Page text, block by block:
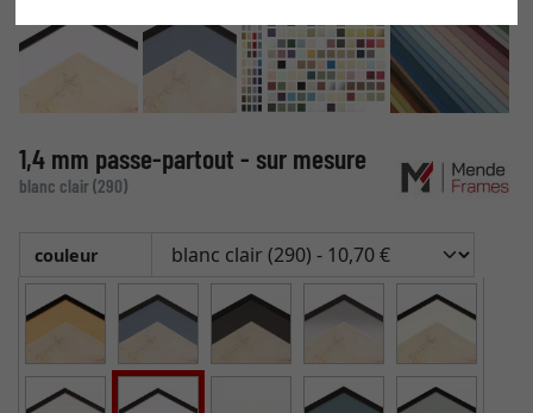
1,4 mm passe-partout - sur mesure
blanc clair (290)
couleur